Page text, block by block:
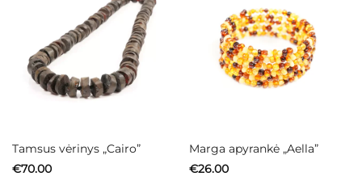
Tamsus vėrinys „Cairo”
€70.00
Marga apyrankė „Aella”
€26.00